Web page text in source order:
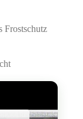
Frostschutz